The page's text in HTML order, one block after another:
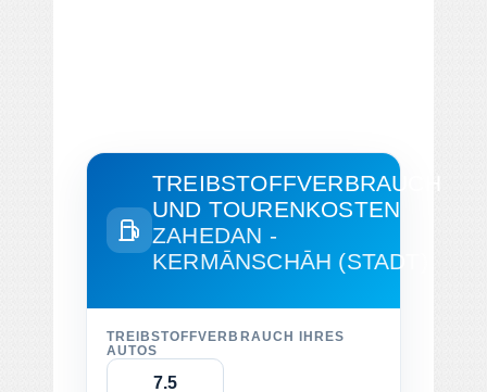
TREIBSTOFFVERBRAUCH
UND TOURENKOSTEN
ZAHEDAN -
KERMĀNSCHĀH (STADT)
TREIBSTOFFVERBRAUCH IHRES
AUTOS